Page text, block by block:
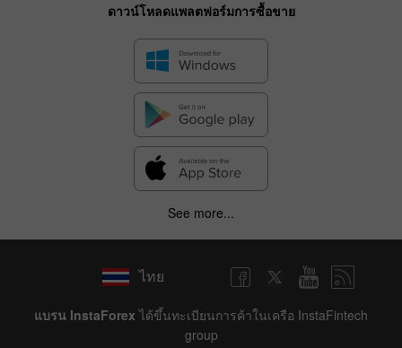
ดาวน์โหลดแพลตฟอร์มการซื้อขาย
See more...
ไทย
แบรน InstaForex ได้ขึ้นทะเบียนการค้าในเครือ InstaFintech
group